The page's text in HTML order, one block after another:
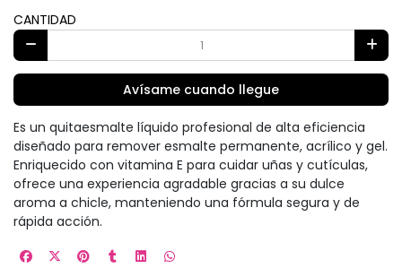
CANTIDAD
Avísame cuando llegue
Es un quitaesmalte líquido profesional de alta eficiencia
diseñado para remover esmalte permanente, acrílico y gel.
Enriquecido con vitamina E para cuidar uñas y cutículas,
ofrece una experiencia agradable gracias a su dulce
aroma a chicle, manteniendo una fórmula segura y de
rápida acción.